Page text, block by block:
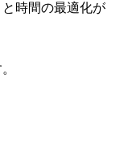
時間の最適化が